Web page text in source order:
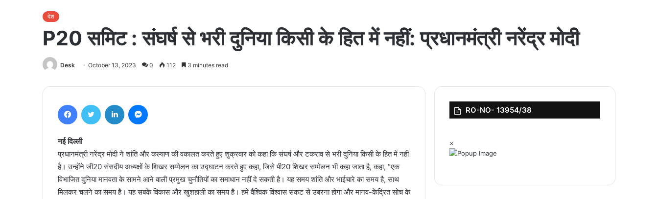
देश
P20 समिट : संघर्ष से भरी दुनिया किसी के हित में नहीं: प्रधानमंत्री नरेंद्र मोदी
Desk October 13, 2023 0 112 3 minutes read
नई दिल्ली
प्रधानमंत्री नरेंद्र मोदी ने शांति और कल्याण की वकालत करते हुए शुक्रवार को कहा कि संघर्ष और टकराव से भरी दुनिया किसी के हित में नहीं
है। उन्होंने जी20 संसदीय अध्यक्षों के शिखर सम्मेलन का उद्घाटन करते हुए कहा, जिसे पी20 शिखर सम्मेलन भी कहा जाता है, कहा, “एक
विभाजित दुनिया मानवता के सामने आने वाली प्रमुख चुनौतियों का समाधान नहीं दे सकती है। यह समय शांति और भाईचारे का समय है, साथ
मिलकर चलने का समय है। यह सबके विकास और खुशहाली का समय है। हमें वैश्विक विश्वास संकट से उबरना होगा और मानव-केंद्रित सोच के
RO-NO- 13954/38
×